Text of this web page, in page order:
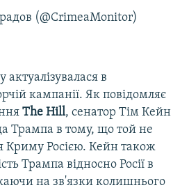
(@CrimeaMonitor)
в
кампанії. Як повідомляє
The Hill, сенатор Тім Кейн
Трампа в тому, що той не
Криму Росією. Кейн також
Трампа відносно Росії в
на зв'язки колишнього